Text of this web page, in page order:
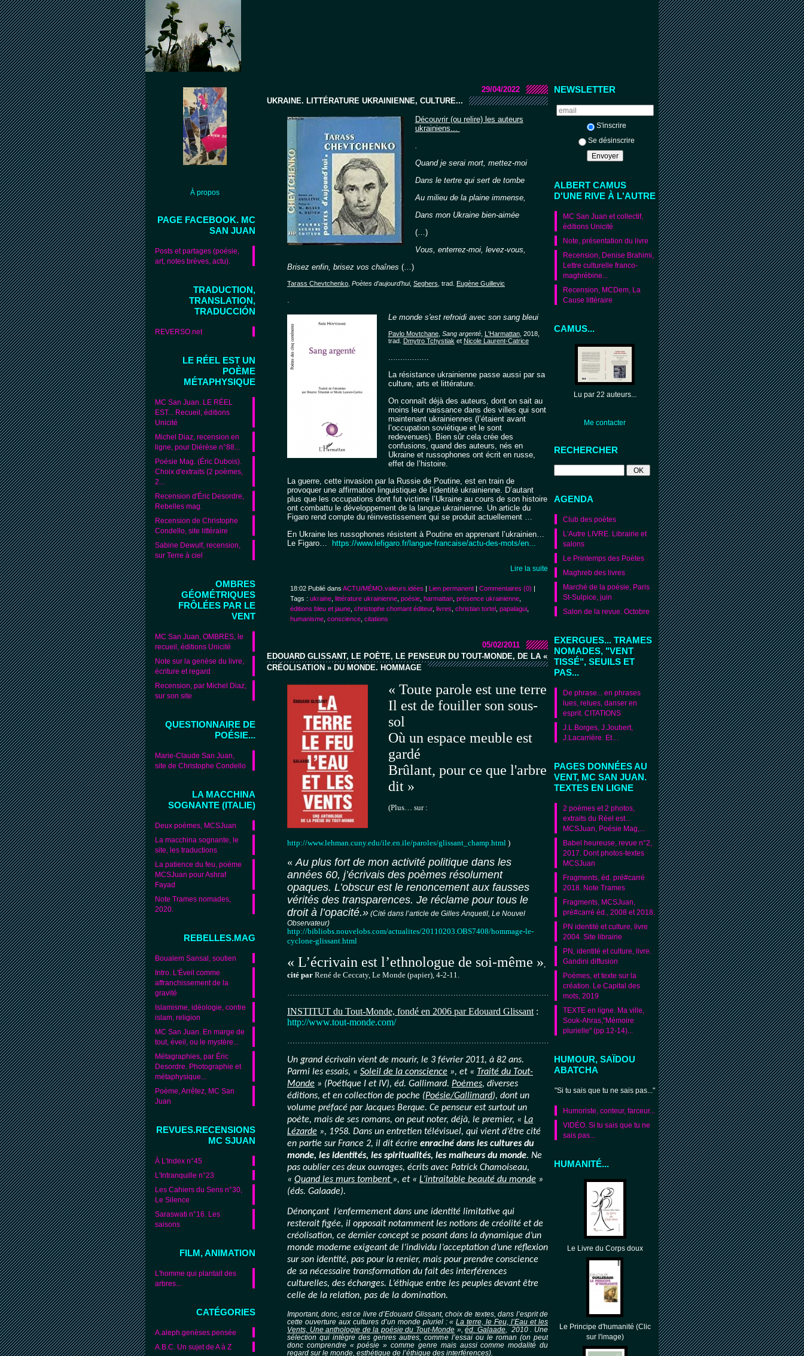
À propos
PAGE FACEBOOK. MC
SAN JUAN
Posts et partages (poésie,
art, notes brèves, actu).
TRADUCTION,
TRANSLATION,
TRADUCCIÓN
REVERSO.net
LE RÉEL EST UN
POÈME
MÉTAPHYSIQUE
MC San Juan. LE RÉEL
EST... Recueil, éditions
Unicité
Michel Diaz, recension en
ligne, pour Diérèse n°88...
Poésie Mag. (Éric Dubois).
Choix d'extraits (2 poèmes,
2...
Recension d'Éric Desordre,
Rebelles mag.
Recension de Christophe
Condello, site littéraire
Sabine Dewulf, recension,
sur Terre à ciel
OMBRES
GÉOMÉTRIQUES
FRÔLÉES PAR LE
VENT
MC San Juan, OMBRES, le
recueil, éditions Unicité
Note sur la genèse du livre,
écriture et regard
Recension, par Michel Diaz,
sur son site
QUESTIONNAIRE DE
POÉSIE...
Marie-Claude San Juan,
site de Christophe Condello
LA MACCHINA
SOGNANTE (ITALIE)
Deux poèmes, MCSJuan
La macchina sognante, le
site, les traductions
La patience du feu, poème
MCSJuan pour Ashraf
Fayad
Note Trames nomades,
2020.
REBELLES.MAG
Boualem Sansal, soutien
Intro. L'Éveil comme
affranchissement de la
gravité
Islamisme, idéologie, contre
islam, religion
MC San Juan. En marge de
tout, éveil, ou le mystère...
Métagraphies, par Éric
Desordre. Photographie et
métaphysique...
Poème, Arrêtez, MC San
Juan
REVUES.RECENSIONS
MC SJUAN
À L'Index n°45
L'Intranquille n°23
Les Cahiers du Sens n°30,
Le Silence
Saraswati n°16. Les
saisons
FILM, ANIMATION
L'homme qui plantait des
arbres...
CATÉGORIES
A.aleph.genèses.pensée
A.B.C. Un sujet de A à Z
NEWSLETTER
S'inscrire
Se désinscrire
ALBERT CAMUS
D'UNE RIVE À L'AUTRE
MC San Juan et collectif,
éditions Unicité
Note, présentation du livre
Recension, Denise Brahimi,
Lettre culturelle franco-
maghrébine...
Recension, MCDem, La
Cause littéraire
CAMUS...
Lu par 22 auteurs...
Me contacter
RECHERCHER
AGENDA
Club des poètes
L'Autre LIVRE. Librairie et
salons
Le Printemps des Poètes
Maghreb des livres
Marché de la poésie, Paris
St-Sulpice, juin
Salon de la revue. Octobre
EXERGUES... TRAMES
NOMADES, "VENT
TISSÉ", SEUILS ET
PAS...
De phrase... en phrases
lues, relues, danser en
esprit. CITATIONS
J.L.Borges, J.Joubert,
J.Lacarrière. Et…
PAGES DONNÉES AU
VENT, MC SAN JUAN.
TEXTES EN LIGNE
2 poèmes et 2 photos,
extraits du Réel est...
MCSJuan, Poésie Mag,...
Babel heureuse, revue n°2,
2017. Dont photos-textes
MCSJuan
Fragments, éd. pré#carré
2018. Note Trames
Fragments, MCSJuan,
pré#carré éd., 2008 et 2018.
PN identité et culture, livre
2004. Site librairie
PN, identité et culture, livre.
Gandini diffusion
Poèmes, et texte sur la
création. Le Capital des
mots, 2019
TEXTE en ligne. Ma ville,
Souk-Ahras,"Mémoire
plurielle" (pp.12-14)...
HUMOUR, SAÏDOU
ABATCHA
"Si tu sais que tu ne sais pas..."
Humoriste, conteur, farceur...
VIDÉO. Si tu sais que tu ne
sais pas...
HUMANITÉ...
Le Livre du Corps doux
Le Principe d'humanité (Clic
sur l'image)
29/04/2022
UKRAINE. LITTÉRATURE UKRAINIENNE, CULTURE...
Découvrir (ou relire) les auteurs
ukrainiens...
.
Quand je serai mort, mettez-moi
Dans le tertre qui sert de tombe
Au milieu de la plaine immense,
Dans mon Ukraine bien-aimée
(…)
Vous, enterrez-moi, levez-vous,
Brisez enfin, brisez vos chaînes (…)
Tarass Chevtchenko Poètes d’aujourd’hui, Seghers , trad. Eugène Guillevic
.
Le monde s'est refroidi avec son sang bleui
Pavlo Movtchane, Sang argenté, L'Harmattan, 2018,
trad. Dmytro Tchystiak et Nicole Laurent-Catrice
.................
La résistance ukrainienne passe aussi par sa
culture, arts et littérature.
On connaît déjà des auteurs, dont on sait au
moins leur naissance dans des villes qui sont
maintenant ukrainiennes (l’étaient avant
l’occupation soviétique et le sont
redevenues). Bien sûr cela crée des
confusions, quand des auteurs, nés en
Ukraine et russophones ont écrit en russe,
effet de l’histoire.
La guerre, cette invasion par la Russie de Poutine, est en train de
provoquer une affirmation linguistique de l’identité ukrainienne. D’autant
plus que les occupations dont fut victime l’Ukraine au cours de son histoire
ont combattu le développement de la langue ukrainienne. Un article du
Figaro rend compte du réinvestissement qui se produit actuellement …
En Ukraine les russophones résistent à Poutine en apprenant l’ukrainien…
Le Figaro…
https://www.lefigaro.fr/langue-francaise/actu-des-mots/en...
Lire la suite
18:02 Publié dans ACTU/MÉMO.valeurs.idées | Lien permanent | Commentaires (0) |
Tags : ukraine littérature ukrainienne poésie harmattan présence ukrainienne
éditions bleu et jaune christophe chomant éditeur, livres christian tortel papalagui
humanisme conscience citations
05/02/2011
EDOUARD GLISSANT, LE POÈTE, LE PENSEUR DU TOUT-MONDE, DE LA «
CRÉOLISATION » DU MONDE. HOMMAGE
« Toute parole est une terre
Il est de fouiller son sous-
sol
Où un espace meuble est
gardé
Brûlant, pour ce que l'arbre
dit »
(Plus… sur :
http://www.lehman.cuny.edu/ile.en.ile/paroles/glissant_champ.html )
« Au plus fort de mon activité politique dans les
années 60, j’écrivais des poèmes résolument
opaques. L’obscur est le renoncement aux fausses
vérités des transparences. Je réclame pour tous le
droit à l’opacité.» (Cité dans l’article de Gilles Anquetil, Le Nouvel
Observateur)
http://bibliobs.nouvelobs.com/actualites/20110203.OBS7408/hommage-le-
cyclone-glissant.html
« L’écrivain est l’ethnologue de soi-même »
cité par René de Ceccaty, Le Monde (papier), 4-2-11.
……………………………………………………………………………………………….
INSTITUT du Tout-Monde, fondé en 2006 par Edouard Glissant :
http://www.tout-monde.com/
Un grand écrivain vient de mourir, le 3 février 2011, à 82 ans.
Parmi les essais, « Soleil de la conscience », et « Traité du Tout-
Monde » (Poétique I et IV), éd. Gallimard. Poèmes, diverses
éditions, et en collection de poche (Poésie/Gallimard), dont un
volume préfacé par Jacques Berque. Ce penseur est surtout un
poète, mais de ses romans, on peut noter, déjà, le premier, « La
Lézarde », 1958. Dans un entretien télévisuel, qui vient d’être cité
en partie sur France 2, il dit écrire enraciné dans les cultures du
monde, les identités, les spiritualités, les malheurs du monde. Ne
pas oublier ces deux ouvrages, écrits avec Patrick Chamoiseau,
« Quand les murs tombent », et « L’intraitable beauté du monde »
(éds. Galaade).
Dénonçant l’enfermement dans une identité limitative qui
resterait figée, il opposait notamment les notions de créolité et de
créolisation, ce dernier concept se posant dans la dynamique d’un
monde moderne exigeant de l’individu l’acceptation d’une réflexion
sur son identité, pas pour la renier, mais pour prendre conscience
de sa nécessaire transformation du fait des interférences
culturelles, des échanges. L’éthique entre les peuples devant être
celle de la relation, pas de la domination.
Important, donc, est ce livre d’Edouard Glissant, choix de textes, dans l’esprit de
cette ouverture aux cultures d’un monde pluriel : «La terre, le Feu, l’Eau et les
Vents, Une anthologie de la poésie du Tout-Monde »,éd. Galaade,
2010 . Une
sélection qui intègre des genres autres, comme l’essai ou le roman (on peut
donc comprendre « poésie » comme genre mais aussi comme modalité du
regard sur le monde, esthétique de l’éthique des interférences).